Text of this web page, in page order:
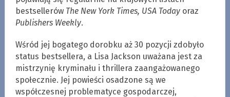
bestsellerów The New York Times, USA Todayoraz
Publishers Weekly.
Wśród jej bogatego dorobku aż 30 pozycji zdobyło
status bestsellera, a Lisa Jackson uważana jest za
mistrzynię kryminału i thrillera zaangażowanego
społecznie. Jej powieści osadzone są we
współczesnej problematyce gospodarczej,